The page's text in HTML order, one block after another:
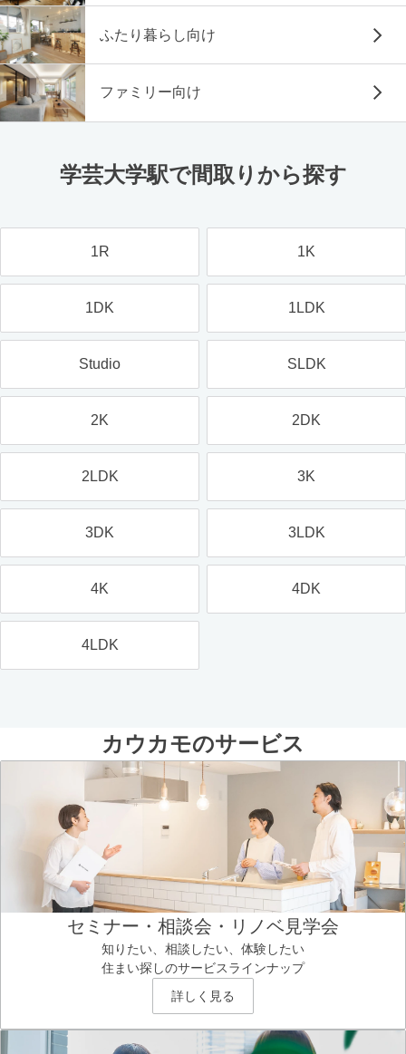
ふたり暮らし向け
ファミリー向け
学芸大学駅で間取りから探す
1R 1K
1DK 1LDK
Studio SLDK
2K 2DK
2LDK 3K
3DK 3LDK
4K 4DK
4LDK
カウカモのサービス
セミナー・相談会・リノベ見学会
知りたい、相談したい、体験したい
住まい探しのサービスラインナップ
詳しく見る